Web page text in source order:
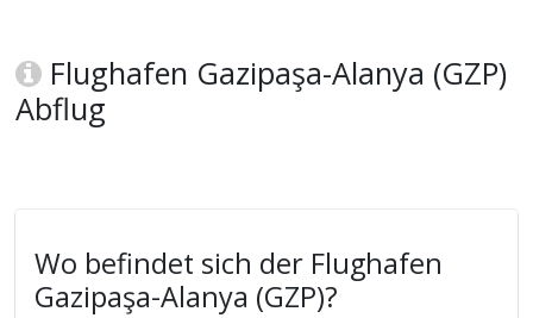
Flughafen Gazipaşa-Alanya (GZP)
Abflug
Wo befindet sich der Flughafen
Gazipaşa-Alanya (GZP)?